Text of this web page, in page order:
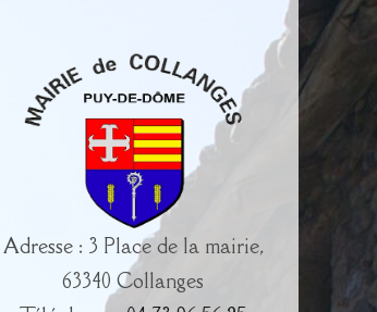
Adresse : 3 Place de la mairie,
63340 Collanges